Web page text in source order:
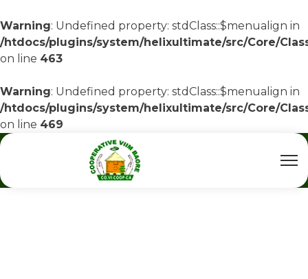
Warning: Undefined property: stdClass::$menualign in
/htdocs/plugins/system/helixultimate/src/Core/
on line 463
Warning: Undefined property: stdClass::$menualign in
/htdocs/plugins/system/helixultimate/src/Core/
on line 469